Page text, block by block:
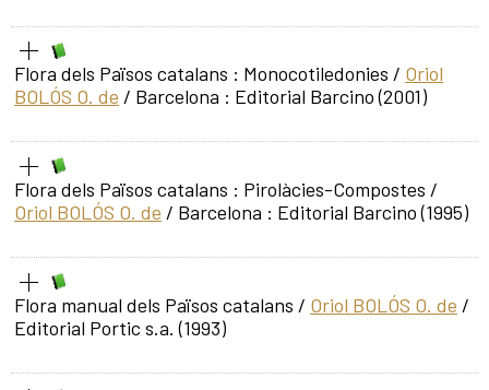
Flora dels Països catalans : Monocotiledonies / Oriol
BOLÓS O. de / Barcelona : Editorial Barcino (2001)
Flora dels Països catalans : Pirolàcies-Compostes /
Oriol BOLÓS O. de / Barcelona : Editorial Barcino (1995)
Flora manual dels Països catalans / Oriol BOLÓS O. de /
Editorial Portic s.a. (1993)